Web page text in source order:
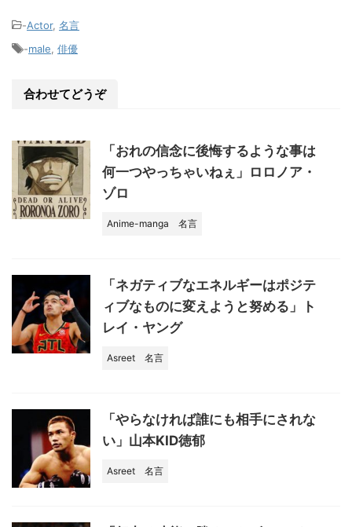
e
o
k
-Actor, 名言
-male, 俳優
合わせてどうぞ
「おれの信念に後悔するような事は
何一つやっちゃいねぇ」ロロノア・
ゾロ
Anime-manga 名言
「ネガティブなエネルギーはポジテ
ィブなものに変えようと努める」ト
レイ・ヤング
Asreet 名言
「やらなければ誰にも相手にされな
い」山本KID徳郁
Asreet 名言